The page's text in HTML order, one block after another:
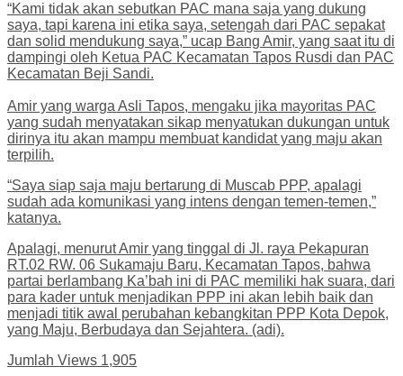
“Kami tidak akan sebutkan PAC mana saja yang dukung
saya, tapi karena ini etika saya, setengah dari PAC sepakat
dan solid mendukung saya,” ucap Bang Amir, yang saat itu di
dampingi oleh Ketua PAC Kecamatan Tapos Rusdi dan PAC
Kecamatan Beji Sandi.
Amir yang warga Asli Tapos, mengaku jika mayoritas PAC
yang sudah menyatakan sikap menyatukan dukungan untuk
dirinya itu akan mampu membuat kandidat yang maju akan
terpilih.
“Saya siap saja maju bertarung di Muscab PPP, apalagi
sudah ada komunikasi yang intens dengan temen-temen,”
katanya.
Apalagi, menurut Amir yang tinggal di Jl. raya Pekapuran
RT.02 RW. 06 Sukamaju Baru, Kecamatan Tapos, bahwa
partai berlambang Ka’bah ini di PAC memiliki hak suara, dari
para kader untuk menjadikan PPP ini akan lebih baik dan
menjadi titik awal perubahan kebangkitan PPP Kota Depok,
yang Maju, Berbudaya dan Sejahtera. (adi).
Jumlah Views 1,905